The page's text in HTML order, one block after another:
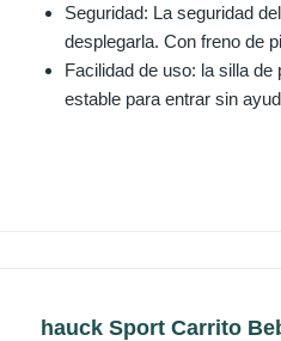
Seguridad: La seguridad
desplegarla. Con freno de
Facilidad de uso: la silla
estable para entrar sin
hauck Sport Carrito